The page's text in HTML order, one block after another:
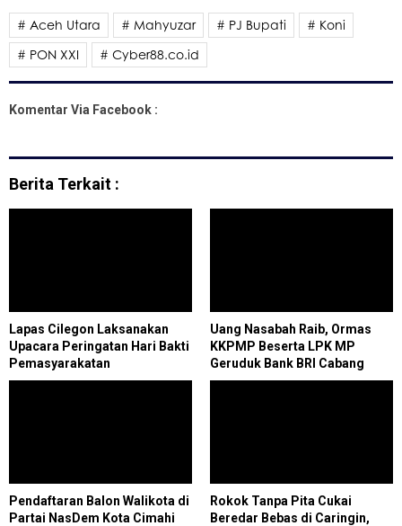
# Aceh Utara # Mahyuzar # PJ Bupati
# Koni
# PON XXI
# Cyber88.co.id
Komentar Via Facebook :
Berita Terkait :
Lapas Cilegon Laksanakan
Upacara Peringatan Hari Bakti
Pemasyarakatan
Kemenkumham Ke 60
Uang Nasabah Raib, Ormas
KKPMP Beserta LPK MP
Geruduk Bank BRI Cabang
Serang
Pendaftaran Balon Walikota di
Partai NasDem Kota Cimahi
Rokok Tanpa Pita Cukai
Beredar Bebas di Caringin,